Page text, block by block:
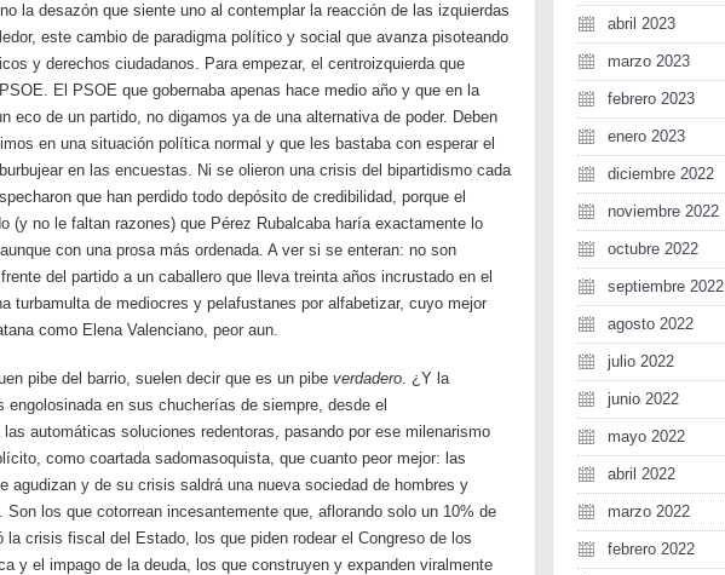
la desazón que siente uno al contemplar la reacción de las izquierdas
este cambio de paradigma político y social que avanza pisoteando
y derechos ciudadanos. Para empezar, el centroizquierda que
El PSOE que gobernaba apenas hace medio año y que en la
eco de un partido, no digamos ya de una alternativa de poder. Deben
en una situación política normal y que les bastaba con esperar el
en las encuestas. Ni se olieron una crisis del bipartidismo cada
que han perdido todo depósito de credibilidad, porque el
(y no le faltan razones) que Pérez Rubalcaba haría exactamente lo
con una prosa más ordenada. A ver si se enteran: no son
del partido a un caballero que lleva treinta años incrustado en el
turbamulta de mediocres y pelafustanes por alfabetizar, cuyo mejor
como Elena Valenciano, peor aun.
pibe del barrio, suelen decir que es un pibe verdadero. ¿Y la
engolosinada en sus chucherías de siempre, desde el
automáticas soluciones redentoras, pasando por ese milenarismo
como coartada sadomasoquista, que cuanto peor mejor: las
agudizan y de su crisis saldrá una nueva sociedad de hombres y
los que cotorrean incesantemente que, aflorando solo un 10% de
la crisis fiscal del Estado, los que piden rodear el Congreso de los
y el impago de la deuda, los que construyen y expanden viralmente
abril 2023
marzo 2023
febrero 2023
enero 2023
diciembre 2022
noviembre 2022
octubre 2022
septiembre 2022
agosto 2022
julio 2022
junio 2022
mayo 2022
abril 2022
marzo 2022
febrero 2022